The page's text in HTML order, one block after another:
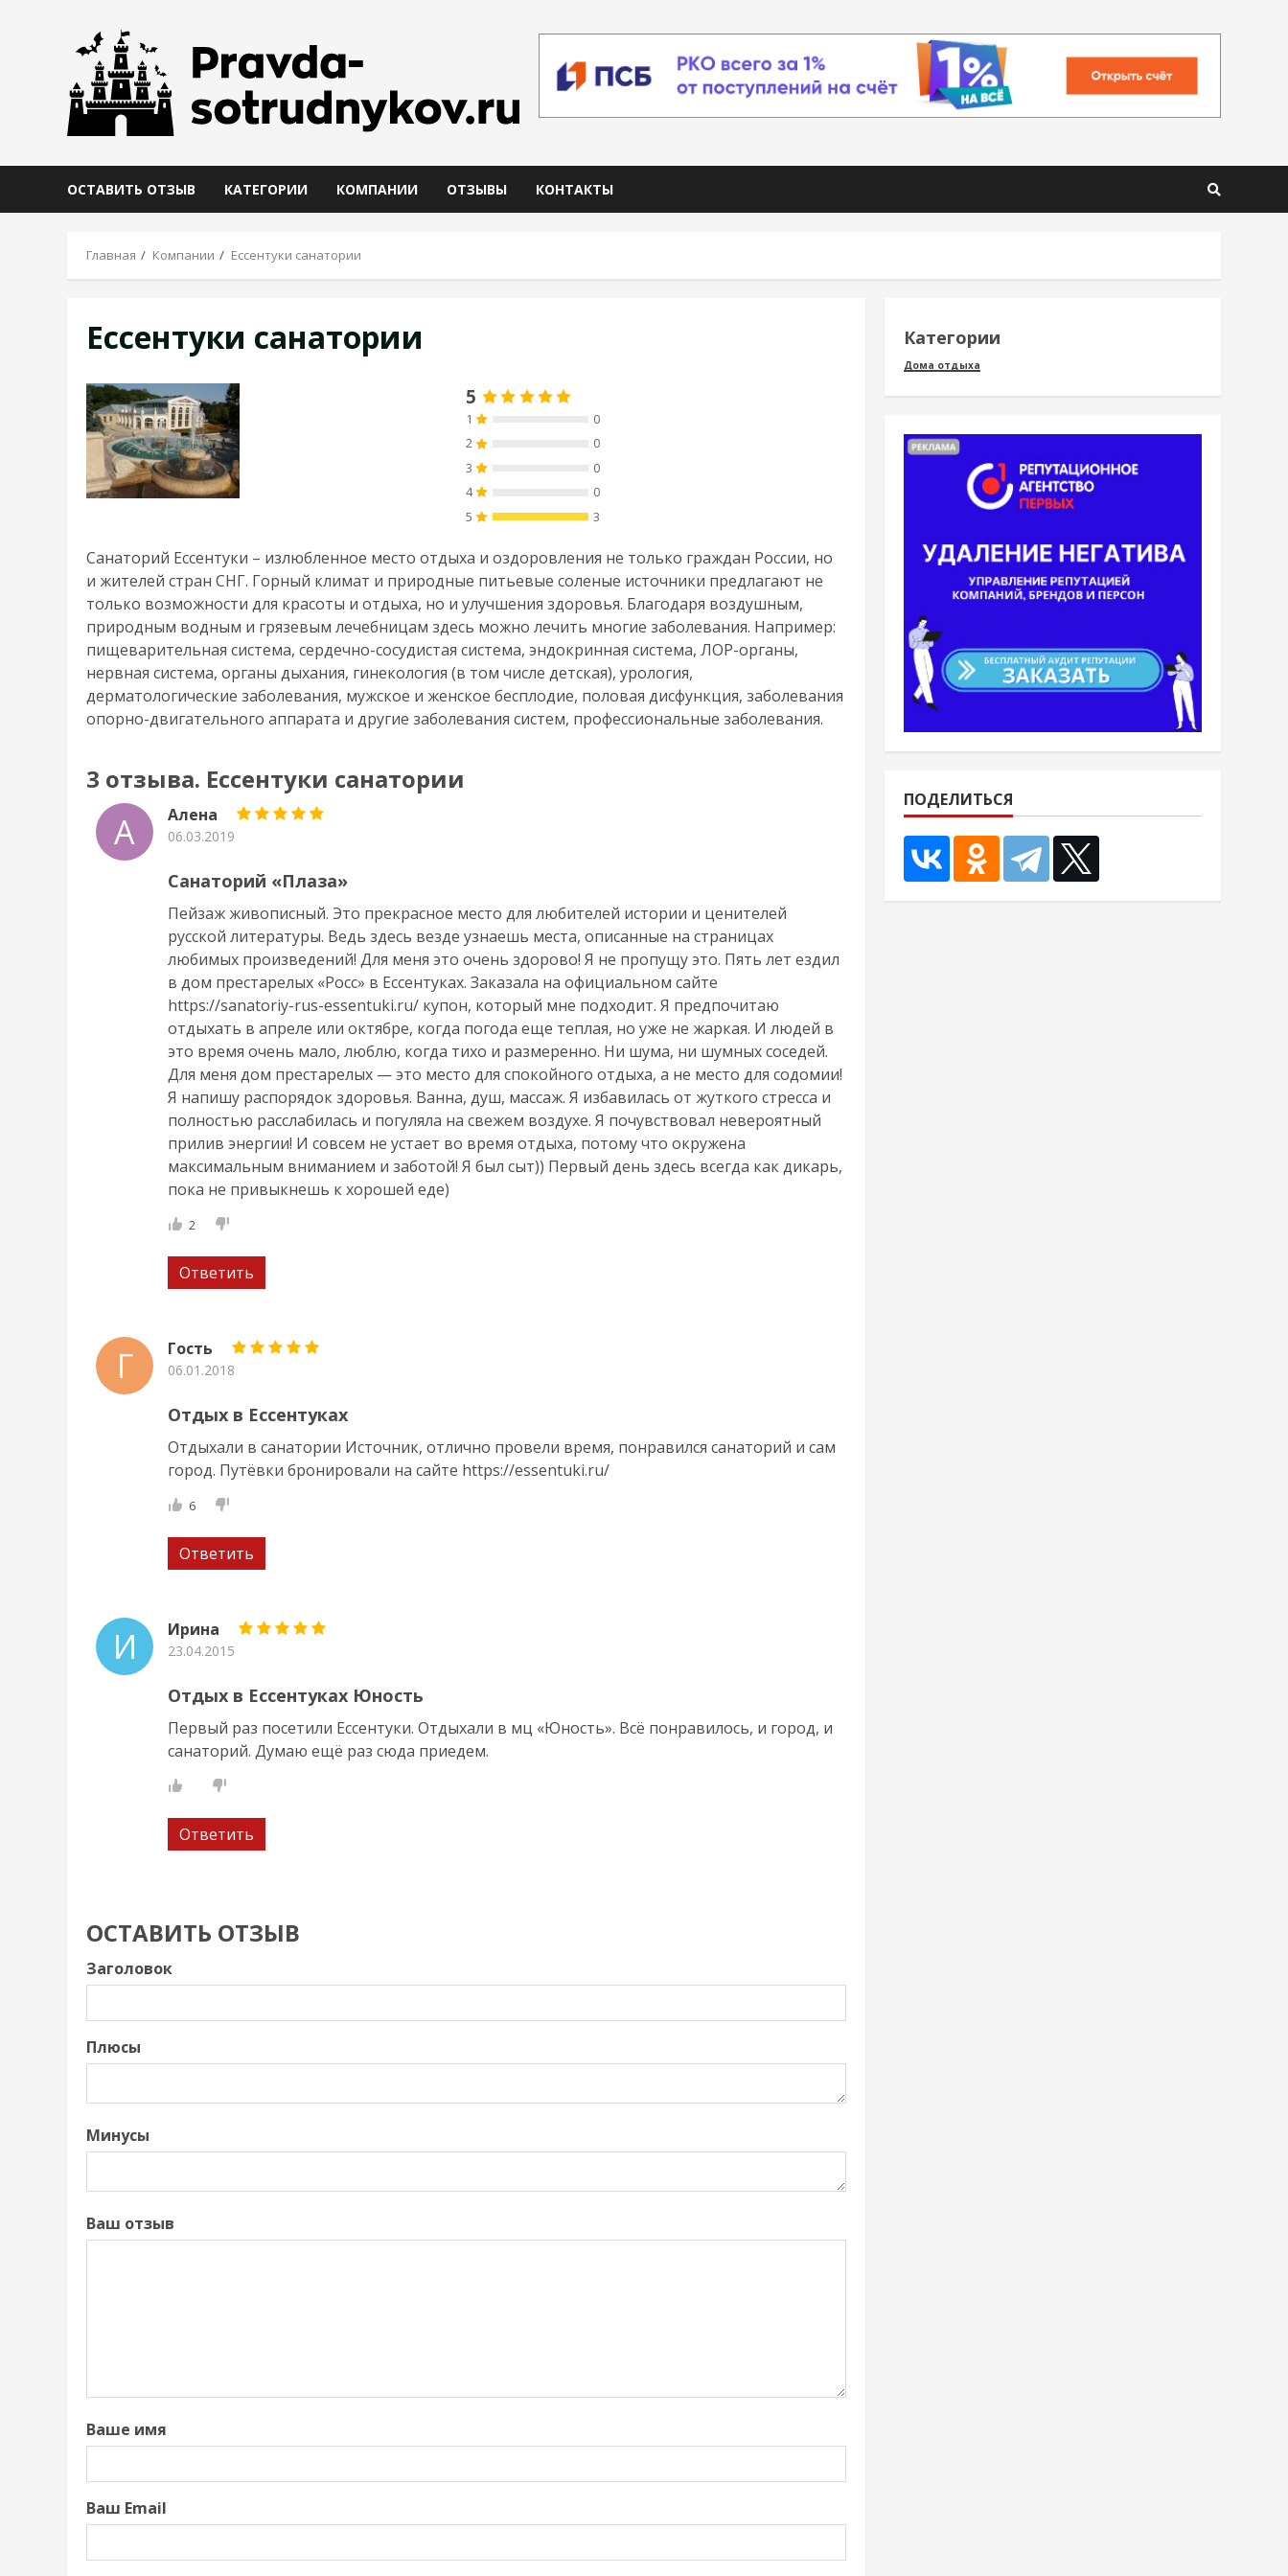
ОСТАВИТЬ ОТЗЫВ КАТЕГОРИИ КОМПАНИИ ОТЗЫВЫ КОНТАКТЫ
Главная Компании Ессентуки санатории
Ессентуки санатории
5
1
0
2
0
3
0
4
0
5
3
Санаторий Ессентуки – излюбленное место отдыха и оздоровления не только граждан России, но
и жителей стран СНГ. Горный климат и природные питьевые соленые источники предлагают не
только возможности для красоты и отдыха, но и улучшения здоровья. Благодаря воздушным,
природным водным и грязевым лечебницам здесь можно лечить многие заболевания. Например:
пищеварительная система, сердечно-сосудистая система, эндокринная система, ЛОР-органы,
нервная система, органы дыхания, гинекология (в том числе детская), урология,
дерматологические заболевания, мужское и женское бесплодие, половая дисфункция, заболевания
опорно-двигательного аппарата и другие заболевания систем, профессиональные заболевания.
3 отзыва. Ессентуки санатории
А Алена
06.03.2019
Санаторий «Плаза»
Пейзаж живописный. Это прекрасное место для любителей истории и ценителей
русской литературы. Ведь здесь везде узнаешь места, описанные на страницах
любимых произведений! Для меня это очень здорово! Я не пропущу это. Пять лет ездил
в дом престарелых «Росс» в Ессентуках. Заказала на официальном сайте
https://sanatoriy-rus-essentuki.ru/ купон, который мне подходит. Я предпочитаю
отдыхать в апреле или октябре, когда погода еще теплая, но уже не жаркая. И людей в
это время очень мало, люблю, когда тихо и размеренно. Ни шума, ни шумных соседей.
Для меня дом престарелых — это место для спокойного отдыха, а не место для содомии!
Я напишу распорядок здоровья. Ванна, душ, массаж. Я избавилась от жуткого стресса и
полностью расслабилась и погуляла на свежем воздухе. Я почувствовал невероятный
прилив энергии! И совсем не устает во время отдыха, потому что окружена
максимальным вниманием и заботой! Я был сыт)) Первый день здесь всегда как дикарь,
пока не привыкнешь к хорошей еде)
2
Ответить
Г Гость
06.01.2018
Отдых в Ессентуках
Отдыхали в санатории Источник, отлично провели время, понравился санаторий и сам
город. Путёвки бронировали на сайте https://essentuki.ru/
6
Ответить
И Ирина
23.04.2015
Отдых в Ессентуках Юность
Первый раз посетили Ессентуки. Отдыхали в мц «Юность». Всё понравилось, и город, и
санаторий. Думаю ещё раз сюда приедем.
Ответить
ОСТАВИТЬ ОТЗЫВ
Заголовок
Плюсы
Минусы
Ваш отзыв
Ваше имя
Ваш Email
Категории
Дома отдыха
ПОДЕЛИТЬСЯ